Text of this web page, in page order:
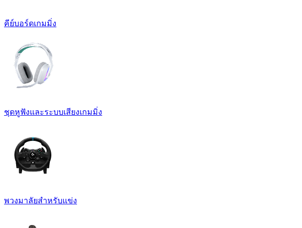
คีย์บอร์ดเกมมิ่ง
ชุดหูฟังและระบบเสียงเกมมิ่ง
พวงมาลัยสำหรับแข่ง